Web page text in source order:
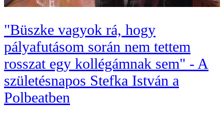
"Büszke vagyok rá, hogy
pályafutásom során nem tettem
rosszat egy kollégámnak sem" - A
születésnapos Stefka István a
Polbeatben